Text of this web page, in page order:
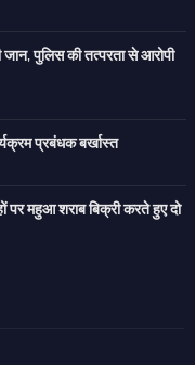
जान, पुलिस की तत्परता से आरोपी
प्रबंधक बर्खास्त
पर महुआ शराब बिक्री करते हुए दो